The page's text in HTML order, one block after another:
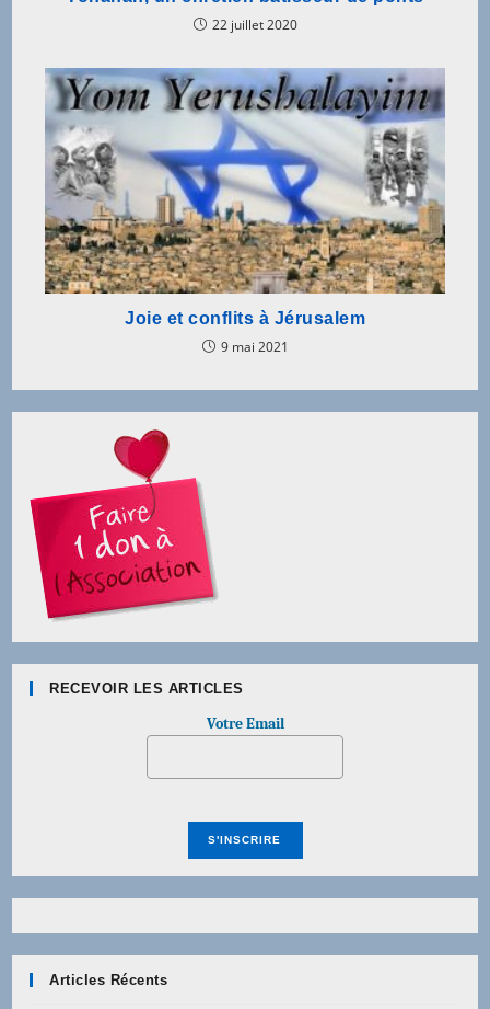
22 juillet 2020
Joie et conflits à Jérusalem
9 mai 2021
RECEVOIR LES ARTICLES
Votre Email
Articles Récents